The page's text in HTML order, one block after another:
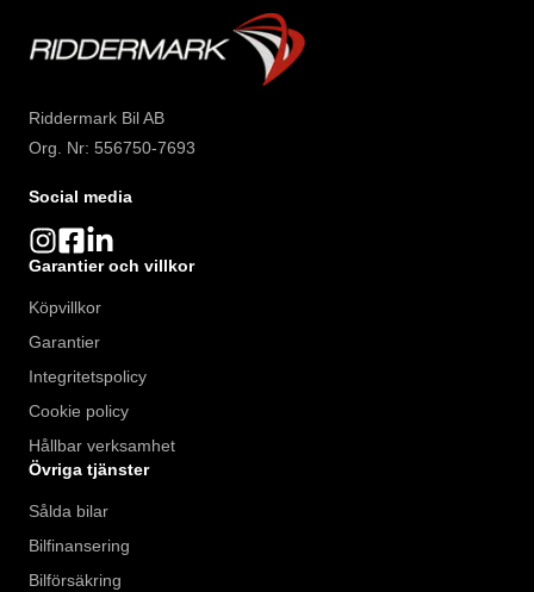
Riddermark Bil AB
Org. Nr: 556750-7693
Social media
Garantier och villkor
Köpvillkor
Garantier
Integritetspolicy
Cookie policy
Hållbar verksamhet
Övriga tjänster
Sålda bilar
Bilfinansering
Bilförsäkring